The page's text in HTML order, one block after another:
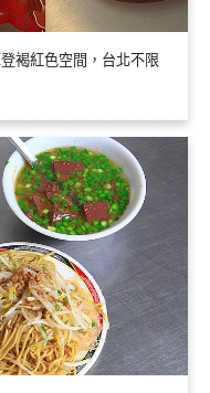
褐紅色空間，台北不限